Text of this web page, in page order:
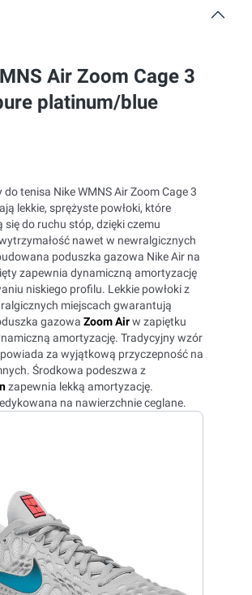
Air Zoom Cage 3
platinum/blue
do tenisa Nike WMNS Air Zoom Cage 3
lekkie, sprężyste powłoki, które
do ruchu stóp, dzięki czemu
nawet w newralgicznych
poduszka gazowa Nike Air na
zapewnia dynamiczną amortyzację
niskiego profilu. Lekkie powłoki z
miejscach gwarantują
gazowa Zoom Airw zapiętku
amortyzację. Tradycyjny wzór
za wyjątkową przyczepność na
Środkowa podeszwa z
zapewnia lekką amortyzację.
na nawierzchnie ceglane.